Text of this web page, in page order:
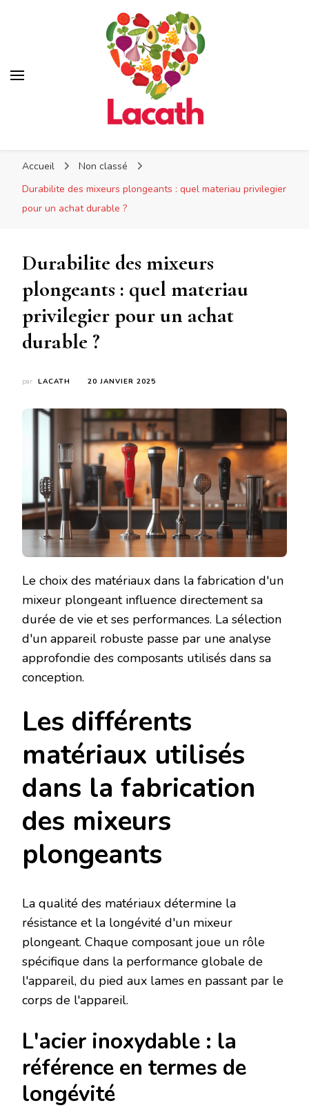
Accueil
Non classé
Durabilite des mixeurs plongeants : quel materiau privilegier
pour un achat durable ?
Durabilite des mixeurs
plongeants : quel materiau
privilegier pour un achat
durable ?
par LACATH 20 JANVIER 2025
Le choix des matériaux dans la fabrication d'un
mixeur plongeant influence directement sa
durée de vie et ses performances. La sélection
d'un appareil robuste passe par une analyse
approfondie des composants utilisés dans sa
conception.
Les différents
matériaux utilisés
dans la fabrication
des mixeurs
plongeants
La qualité des matériaux détermine la
résistance et la longévité d'un mixeur
plongeant. Chaque composant joue un rôle
spécifique dans la performance globale de
l'appareil, du pied aux lames en passant par le
corps de l'appareil.
L'acier inoxydable : la
référence en termes de
longévité